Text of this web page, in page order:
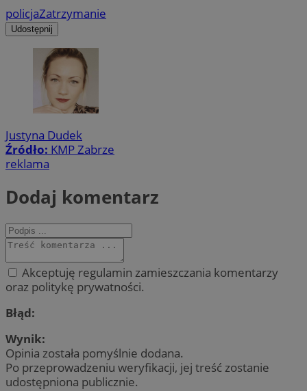
policjaZatrzymanie
Udostępnij
Justyna Dudek
Źródło: KMP Zabrze
reklama
Dodaj komentarz
Akceptuję regulamin zamieszczania komentarzy
oraz politykę prywatności.
Błąd:
Wynik:
Opinia została pomyślnie dodana.
Po przeprowadzeniu weryfikacji, jej treść zostanie
udostępniona publicznie.